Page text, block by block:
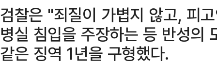
검찰은 "죄질이 가볍지 않고, 피
병실 침입을 주장하는 등 반성의
같은 징역 1년을 구형했다.